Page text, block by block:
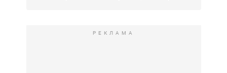
РЕКЛАМА